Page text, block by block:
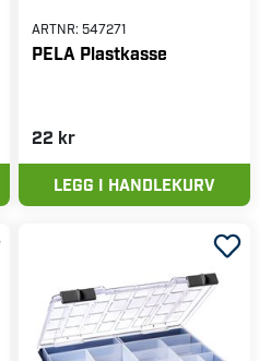
ARTNR: 547271
PELA Plastkasse
22 kr
LEGG I HANDLEKURV